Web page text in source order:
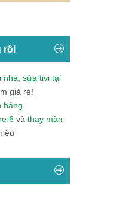
rôi
nhà sửa tivi tại
giá rẻ!
bảng
6 và thay màn